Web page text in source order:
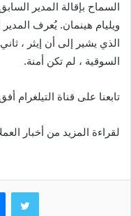
الذي يشير إلى أن إيثر ،
السوقية ، لم تكن أمنة.
تابعنا على قناة التيلغرام
لقراءة المزيد من أخبار